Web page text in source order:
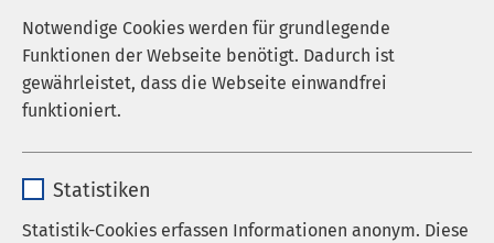
Notwendige Cookies werden für grundlegende
Funktionen der Webseite benötigt. Dadurch ist
gewährleistet, dass die Webseite einwandfrei
funktioniert.
Anbieter sgalinski
Statistiken
Statistik-Cookies erfassen Informationen anonym. Diese